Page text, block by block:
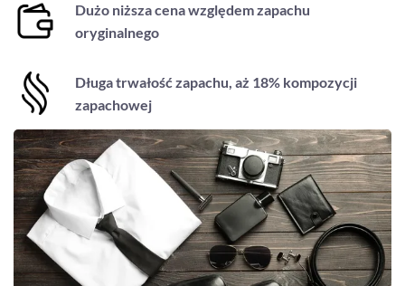
Dużo niższa cena względem zapachu
oryginalnego
Długa trwałość zapachu, aż 18% kompozycji
zapachowej